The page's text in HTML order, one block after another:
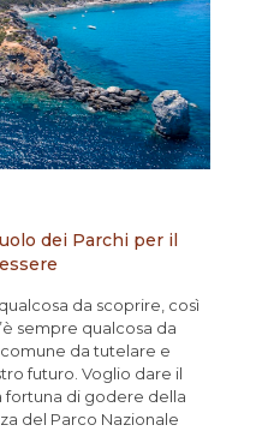
dei Parchi per il
da scoprire, così
sempre qualcosa da
da tutelare e
futuro. Voglio dare il
fortuna di godere della
del Parco Nazionale